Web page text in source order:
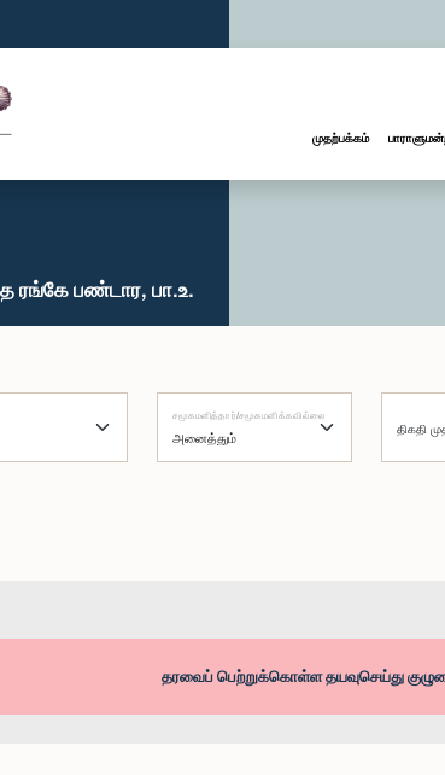
முதற்பக்கம்
ரங்கே பண்டார, பா.உ.
சமூகமளித்தார்/சமூகமளிக்கவில்லை
திகதி
தரவைப் பெற்றுக்கொள்ள தயவுசெய்து